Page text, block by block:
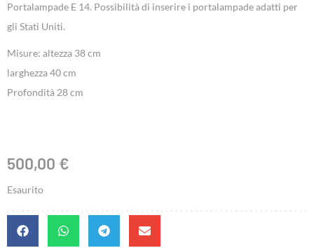
Portalampade E 14. Possibilità di inserire i portalampade adatti per
gli Stati Uniti.
Misure: altezza 38 cm
larghezza 40 cm
Profondità 28 cm
500,00 €
Esaurito